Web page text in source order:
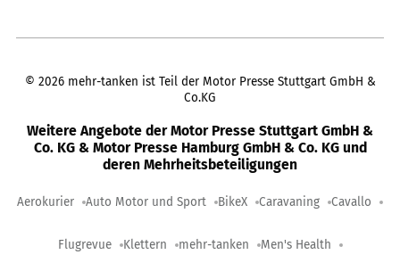
© 2026 mehr-tanken ist Teil der Motor Presse Stuttgart GmbH &
Co.KG
Weitere Angebote der Motor Presse Stuttgart GmbH &
Co. KG & Motor Presse Hamburg GmbH & Co. KG und
deren Mehrheitsbeteiligungen
Aerokurier Auto Motor und Sport BikeX Caravaning Cavallo
Flugrevue Klettern mehr-tanken Men's Health